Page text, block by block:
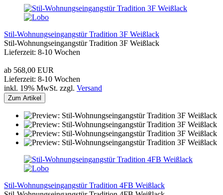
Stil-Wohnungseingangstür Tradition 3F Weißlack
Stil-Wohnungseingangstür Tradition 3F Weißlack
Lieferzeit: 8-10 Wochen
ab 568,00 EUR
Lieferzeit: 8-10 Wochen
inkl. 19% MwSt. zzgl. Versand
Zum Artikel
Stil-Wohnungseingangstür Tradition 4FB Weißlack